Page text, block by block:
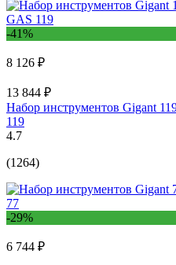
-41%
8 126 ₽
13 844 ₽
Набор инструментов Gigant
119
4.7
(1264)
-29%
6 744 ₽